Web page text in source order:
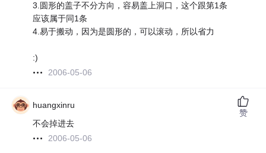
3.圆形的盖子不分方向，容易盖上洞口，这个跟第1条
应该属于同1条
4.易于搬动，因为是圆形的，可以滚动，所以省力
:)
2006-05-06
huangxinru
不会掉进去
2006-05-06
赞